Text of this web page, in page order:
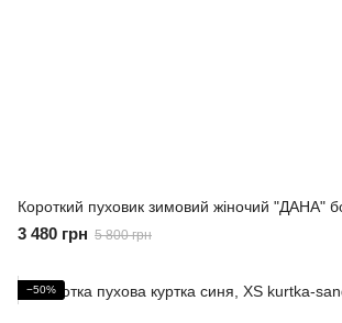
Короткий пуховик зимовий жіночий "ДАНА"
3 480 грн 5 800 грн
−50%